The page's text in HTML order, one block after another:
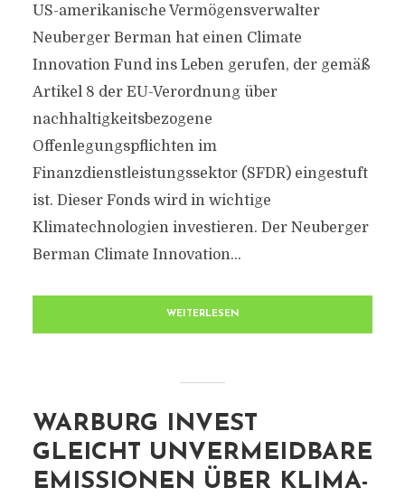
US-amerikanische Vermögensverwalter
Neuberger Berman hat einen Climate
Innovation Fund ins Leben gerufen, der gemäß
Artikel 8 der EU-Verordnung über
nachhaltigkeitsbezogene
Offenlegungspflichten im
Finanzdienstleistungssektor (SFDR) eingestuft
ist. Dieser Fonds wird in wichtige
Klimatechnologien investieren. Der Neuberger
Berman Climate Innovation...
WEITERLESEN
WARBURG INVEST
GLEICHT UNVERMEIDBARE
EMISSIONEN ÜBER KLIMA-